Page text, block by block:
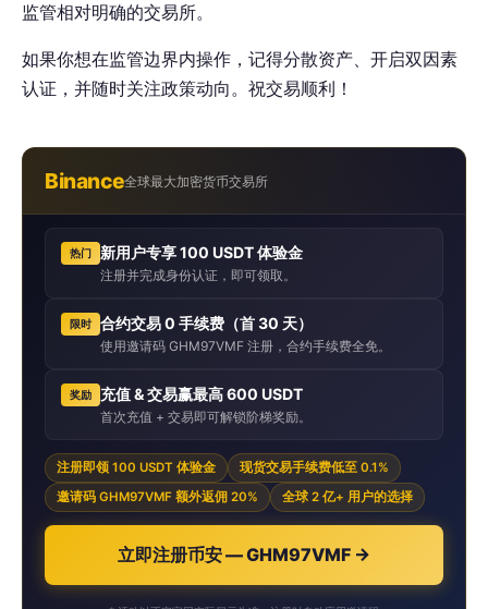
监管相对明确的交易所。
如果你想在监管边界内操作，记得分散资产、开启双因素
认证，并随时关注政策动向。祝交易顺利！
Binance全球最大加密货币交易所
热门 新用户专享 100 USDT 体验金
注册并完成身份认证，即可领取。
限时 合约交易 0 手续费（首 30 天）
使用邀请码 GHM97VMF 注册，合约手续费全免。
奖励 充值 & 交易赢最高 600 USDT
首次充值 + 交易即可解锁阶梯奖励。
注册即领 100 USDT 体验金
现货交易手续费低至 0.1%
邀请码 GHM97VMF 额外返佣 20%
全球 2 亿+ 用户的选择
立即注册币安 — GHM97VMF →